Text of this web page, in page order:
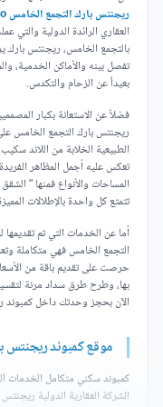
ريجنتس بارك التجمع الخامس Regents Park New Cairo
العقاري الرائدة الدولية والتي
بالتجمع الخامس، ريجنتس بارك
تفصل بينه والأماكن الخدمية،
بعيداً عن الزحام والتكدس.
فضلاً عن الاستعانة بكبار
ريجنتس بارك التجمع الخامس
الطبيعية الخلابة من اللاند
تعكس عليه أجمل المظاهر
المساحات والأنواع فمنها "
تتمتع كل واحدة بالإطلالات
أما عن الخدمات التي تم
التجمع الخامس فهي متكاملة
حرصت على تقديم باقة من
بها، وطرح طرق سداد مرنة
الآن بحجز وحدتك داخل
موقع كمبوند ريجنتس
كمبوند سكني متكامل الخدمات
الشركة العقارية الدولية